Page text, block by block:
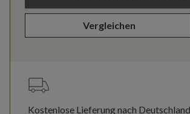
Vergleichen
Kostenlose Lieferung nach